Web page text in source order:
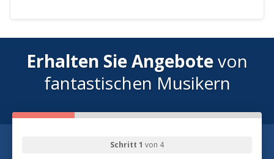
Erhalten Sie Angebotevon
fantastischen Musikern
Schritt 1 von 4